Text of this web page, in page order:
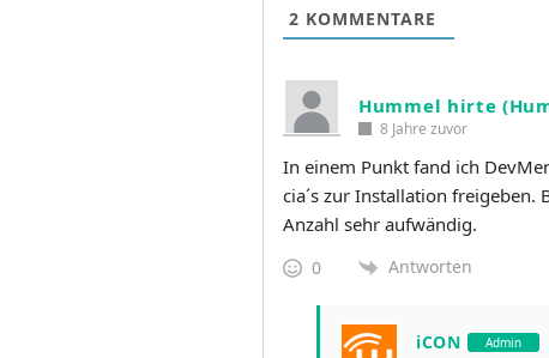
2 KOMMENTARE
Hummel hirte
8 Jahre zuvor
In einem Punkt fand ich
cia´s zur Installation freigeben.
Anzahl sehr aufwändig.
0 Antworten
iCON Admin